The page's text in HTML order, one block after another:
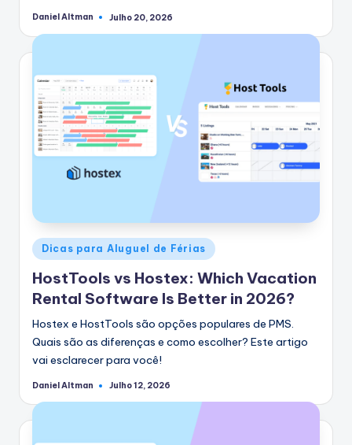
Postado
Daniel Altman Julho 20, 2026
Postado
em
Dicas para Aluguel de Férias
HostTools vs Hostex: Which Vacation
Rental Software Is Better in 2026?
Hostex e HostTools são opções populares de PMS.
Quais são as diferenças e como escolher? Este artigo
vai esclarecer para você!
Postado
Daniel Altman Julho 12, 2026